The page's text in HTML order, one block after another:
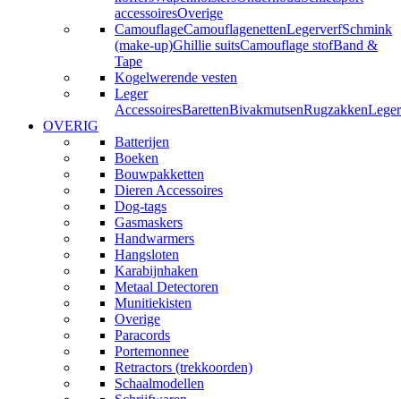
accessoiresOverige
CamouflageCamouflagenettenLegerverfSchmink
(make-up)Ghillie suitsCamouflage stofBand &
Tape
Kogelwerende vesten
Leger
AccessoiresBarettenBivakmutsenRugzakken
OVERIG
Batterijen
Boeken
Bouwpakketten
Dieren Accessoires
Dog-tags
Gasmaskers
Handwarmers
Hangsloten
Karabijnhaken
Metaal Detectoren
Munitiekisten
Overige
Paracords
Portemonnee
Retractors (trekkoorden)
Schaalmodellen